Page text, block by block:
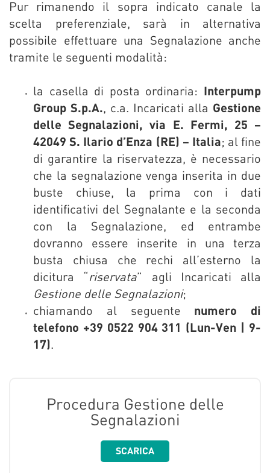
Pur rimanendo il sopra indicato canale la
scelta preferenziale, sarà in alternativa
possibile effettuare una Segnalazione anche
tramite le seguenti modalità:
la casella di posta ordinaria: Interpump
Group S.p.A., c.a. Incaricati alla Gestione
delle Segnalazioni, via E. Fermi, 25 –
42049 S. Ilario d’Enza (RE) – Italia; al fine
di garantire la riservatezza, è necessario
che la segnalazione venga inserita in due
buste chiuse, la prima con i dati
identificativi del Segnalante e la seconda
con la Segnalazione, ed entrambe
dovranno essere inserite in una terza
busta chiusa che rechi all’esterno la
dicitura “ riservata” agli Incaricati alla
Gestione delle Segnalazioni;
chiamando al seguente numero di
telefono +39 0522 904 311 (Lun-Ven | 9-
17).
Procedura Gestione delle
Segnalazioni
SCARICA